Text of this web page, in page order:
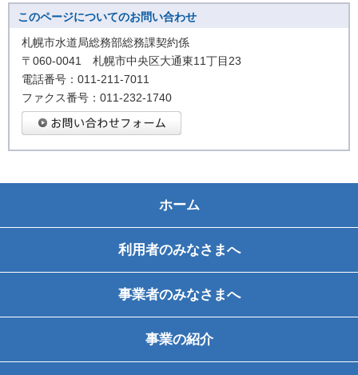
このページについてのお問い合わせ
札幌市水道局総務部総務課契約係
〒060-0041 札幌市中央区大通東11丁目23
電話番号：011-211-7011
ファクス番号：011-232-1740
ホーム
利用者のみなさまへ
事業者のみなさまへ
事業の紹介